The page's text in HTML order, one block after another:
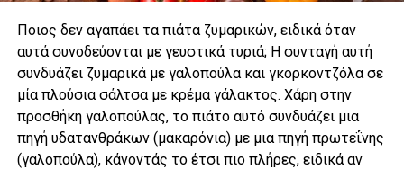
Ποιος δεν αγαπάει τα πιάτα ζυμαρικών, ειδικά όταν
αυτά συνοδεύονται με γευστικά τυριά; Η συνταγή αυτή
συνδυάζει ζυμαρικά με γαλοπούλα και γκορκοντζόλα σε
μία πλούσια σάλτσα με κρέμα γάλακτος. Χάρη στην
προσθήκη γαλοπούλας, το πιάτο αυτό συνδυάζει μια
πηγή υδατανθράκων (μακαρόνια) με μια πηγή πρωτεΐνης
(γαλοπούλα), κάνοντάς το έτσι πιο πλήρες, ειδικά αν